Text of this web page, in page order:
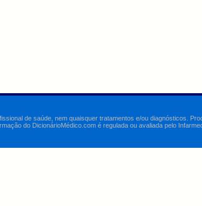
de saúde, nem quaisquer tratamentos e/ou diagnósticos.
do DicionárioMédico.com é regulada ou avaliada pelo